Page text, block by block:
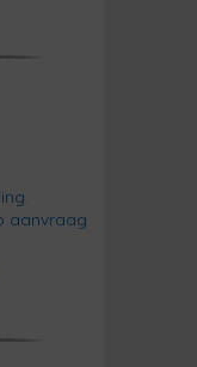
aanvraag